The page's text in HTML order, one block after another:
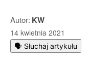
Autor: KW
14 kwietnia 2021
🗣️ Słuchaj artykułu